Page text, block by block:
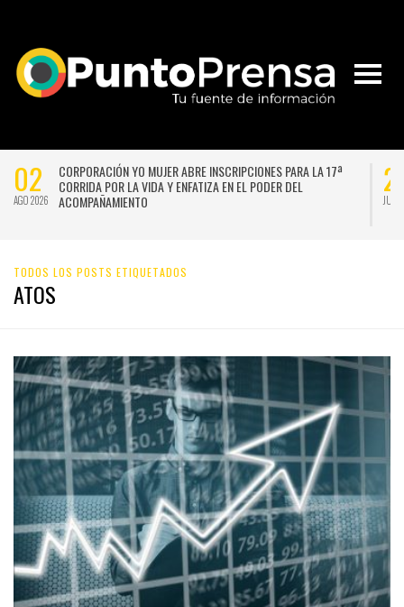
02
AGO 2026
CORPORACIÓN YO MUJER ABRE INSCRIPCIONES PARA LA 17ª
CORRIDA POR LA VIDA Y ENFATIZA EN EL PODER DEL
ACOMPAÑAMIENTO
JUL
TODOS LOS POSTS ETIQUETADOS
ATOS